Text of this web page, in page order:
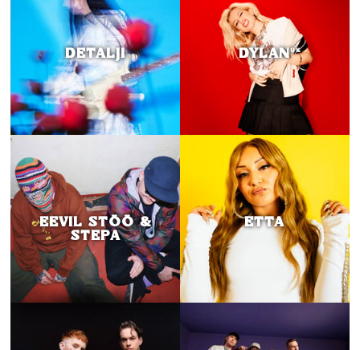
DETALJI DYLANUK
EEVIL STÖÖ &
STEPA
ETTA